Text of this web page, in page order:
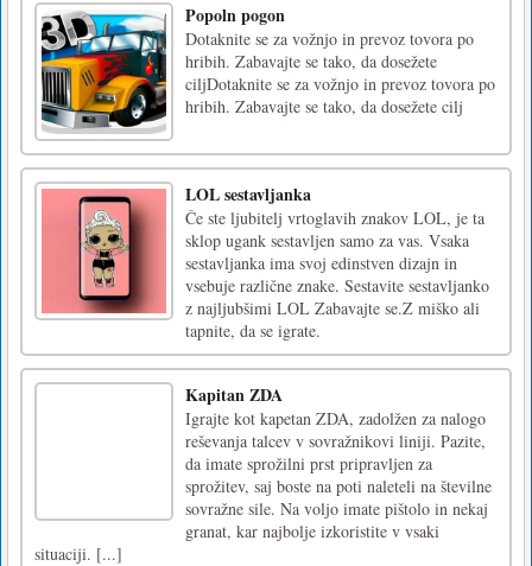
Popoln pogon
Dotaknite se za vožnjo in prevoz tovora po
hribih. Zabavajte se tako, da dosežete
ciljDotaknite se za vožnjo in prevoz tovora po
hribih. Zabavajte se tako, da dosežete cilj
LOL sestavljanka
Če ste ljubitelj vrtoglavih znakov LOL, je ta
sklop ugank sestavljen samo za vas. Vsaka
sestavljanka ima svoj edinstven dizajn in
vsebuje različne znake. Sestavite sestavljanko
z najljubšimi LOL Zabavajte se.Z miško ali
tapnite, da se igrate.
Kapitan ZDA
Igrajte kot kapetan ZDA, zadolžen za nalogo
reševanja talcev v sovražnikovi liniji. Pazite,
da imate sprožilni prst pripravljen za
sprožitev, saj boste na poti naleteli na številne
sovražne sile. Na voljo imate pištolo in nekaj
granat, kar najbolje izkoristite v vsaki
situaciji. [...]